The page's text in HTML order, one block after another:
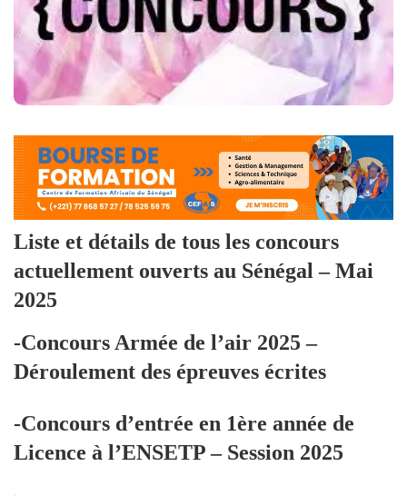
Liste et détails de tous les concours
actuellement ouverts au Sénégal – Mai
2025
-Concours Armée de l’air 2025 –
Déroulement des épreuves écrites
-Concours d’entrée en 1ère année de
Licence à l’ENSETP – Session 2025